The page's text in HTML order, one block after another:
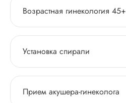
Возрастная гинекология 45+
Установка спирали
Прием акушера-гинеколога